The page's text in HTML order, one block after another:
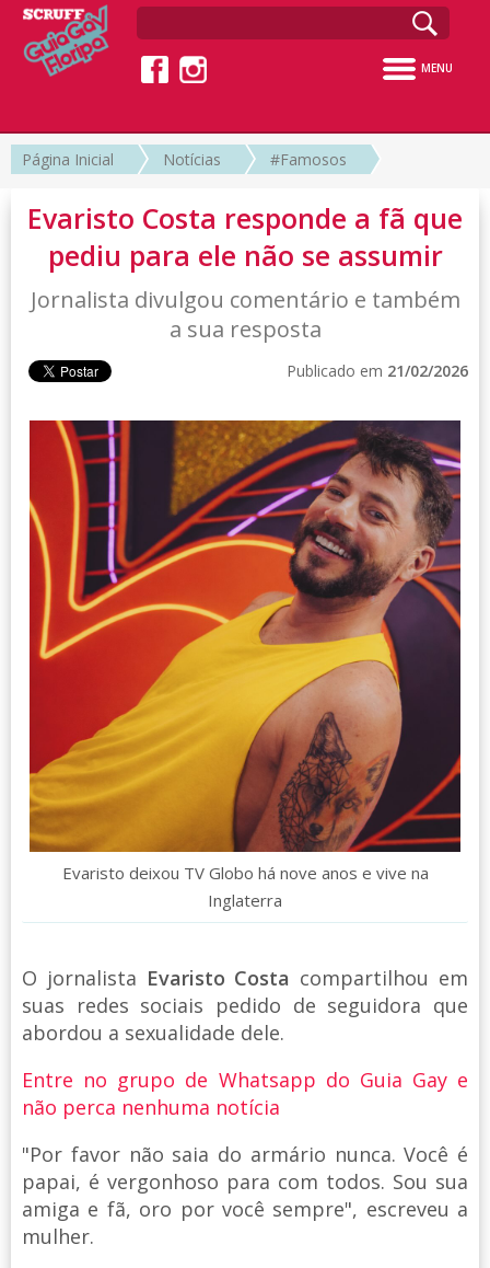
MENU
Página Inicial Notícias #Famosos
Evaristo Costa responde a fã que
pediu para ele não se assumir
Jornalista divulgou comentário e também
a sua resposta
Publicado em 21/02/2026
Evaristo deixou TV Globo há nove anos e vive na
Inglaterra
O jornalista Evaristo Costa compartilhou em
suas redes sociais pedido de seguidora que
abordou a sexualidade dele.
Entre no grupo de Whatsapp do Guia Gay e
não perca nenhuma notícia
"Por favor não saia do armário nunca. Você é
papai, é vergonhoso para com todos. Sou sua
amiga e fã, oro por você sempre", escreveu a
mulher.